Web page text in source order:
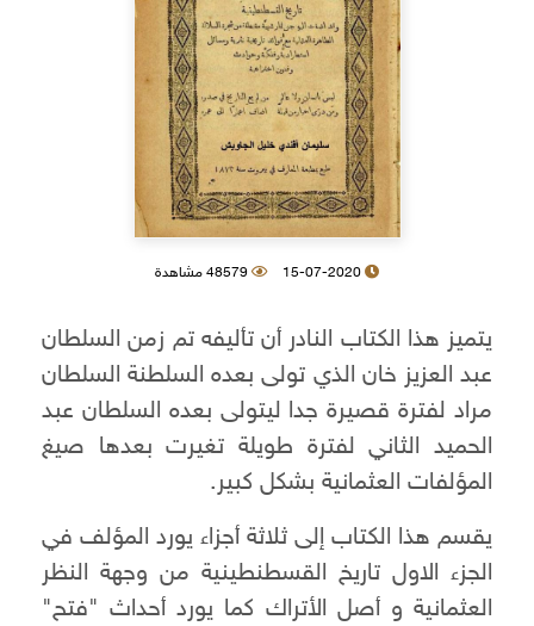
15-07-2020 48579 مشاهدة
يتميز هذا الكتاب النادر أن تأليفه تم زمن السلطان
عبد العزيز خان الذي تولى بعده السلطنة السلطان
مراد لفترة قصيرة جدا ليتولى بعده السلطان عبد
الحميد الثاني لفترة طويلة تغيرت بعدها صيغ
المؤلفات العثمانية بشكل كبير.
يقسم هذا الكتاب إلى ثلاثة أجزاء يورد المؤلف في
الجزء الاول تاريخ القسطنطينية من وجهة النظر
العثمانية و أصل الأتراك كما يورد أحداث "فتح"